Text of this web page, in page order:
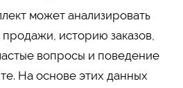
может анализировать
историю заказов,
вопросы и поведение
На основе этих данных